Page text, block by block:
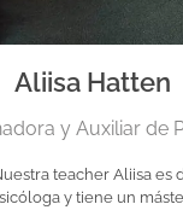
Aliisa Hatten
y Auxiliar de
teacher Aliisa es
y tiene un